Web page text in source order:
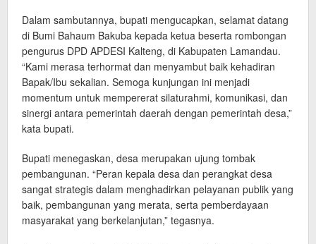
Dalam sambutannya, bupati mengucapkan, selamat datang
di Bumi Bahaum Bakuba kepada ketua beserta rombongan
pengurus DPD APDESI Kalteng, di Kabupaten Lamandau.
“Kami merasa terhormat dan menyambut baik kehadiran
Bapak/Ibu sekalian. Semoga kunjungan ini menjadi
momentum untuk mempererat silaturahmi, komunikasi, dan
sinergi antara pemerintah daerah dengan pemerintah desa,”
kata bupati.
Bupati menegaskan, desa merupakan ujung tombak
pembangunan. “Peran kepala desa dan perangkat desa
sangat strategis dalam menghadirkan pelayanan publik yang
baik, pembangunan yang merata, serta pemberdayaan
masyarakat yang berkelanjutan,” tegasnya.